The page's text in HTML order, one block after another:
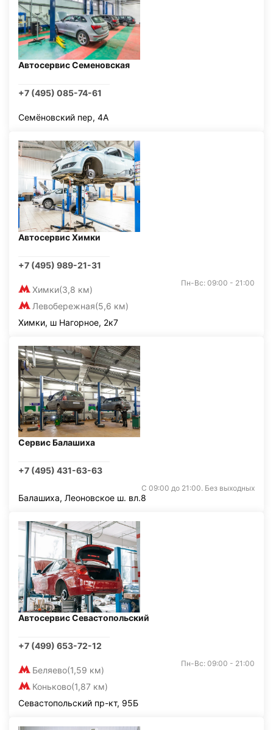
Автосервис Семеновская
+7 (495) 085-74-61
Семёновский пер, 4А
Автосервис Химки
+7 (495) 989-21-31
Химки(3,8 км)
Левобережная(5,6 км)
Пн-Вс: 09:00 - 21:00
Химки, ш Нагорное, 2к7
Сервис Балашиха
+7 (495) 431-63-63
С 09:00 до 21:00. Без выходных
Балашиха, Леоновское ш. вл.8
Автосервис Севастопольский
+7 (499) 653-72-12
Беляево(1,59 км)
Коньково(1,87 км)
Пн-Вс: 09:00 - 21:00
Севастопольский пр-кт, 95Б